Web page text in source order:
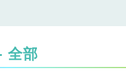
全部